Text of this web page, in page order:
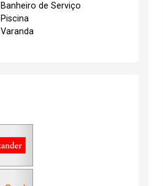
Banheiro de Serviço
Piscina
Varanda